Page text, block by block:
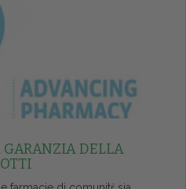
GARANZIA DELLA